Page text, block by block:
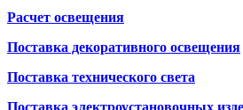
Расчет освещения
Поставка декоративного освещения
Поставка технического света
Поставка электроустановочных